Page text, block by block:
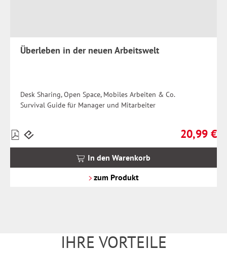
Überleben in der neuen Arbeitswelt
Desk Sharing, Open Space, Mobiles Arbeiten & Co.
Survival Guide für Manager und Mitarbeiter
Regulärer
20,99 €
Preise
inkl.
In den Warenkorb
zum Produkt
IHRE VORTEILE